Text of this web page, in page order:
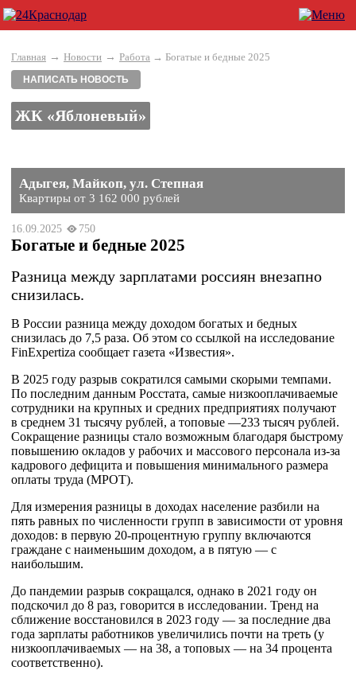
Главная → Новости → Работа → Богатые и бедные 2025
НАПИСАТЬ НОВОСТЬ
ЖК «Яблоневый»
Адыгея, Майкоп, ул. Степная
Квартиры от 3 162 000 рублей
16.09.2025 750
Богатые и бедные 2025
Разница между зарплатами россиян внезапно
снизилась.
В России разница между доходом богатых и бедных
снизилась до 7,5 раза. Об этом со ссылкой на исследование
FinExpertiza сообщает газета «Известия».
В 2025 году разрыв сократился самыми скорыми темпами.
По последним данным Росстата, самые низкооплачиваемые
сотрудники на крупных и средних предприятиях получают
в среднем 31 тысячу рублей, а топовые —233 тысяч рублей.
Сокращение разницы стало возможным благодаря быстрому
повышению окладов у рабочих и массового персонала из-за
кадрового дефицита и повышения минимального размера
оплаты труда (МРОТ).
Для измерения разницы в доходах население разбили на
пять равных по численности групп в зависимости от уровня
доходов: в первую 20-процентную группу включаются
граждане с наименьшим доходом, а в пятую — с
наибольшим.
До пандемии разрыв сокращался, однако в 2021 году он
подскочил до 8 раз, говорится в исследовании. Тренд на
сближение восстановился в 2023 году — за последние два
года зарплаты работников увеличились почти на треть (у
низкооплачиваемых — на 38, а топовых — на 34 процента
соответственно).